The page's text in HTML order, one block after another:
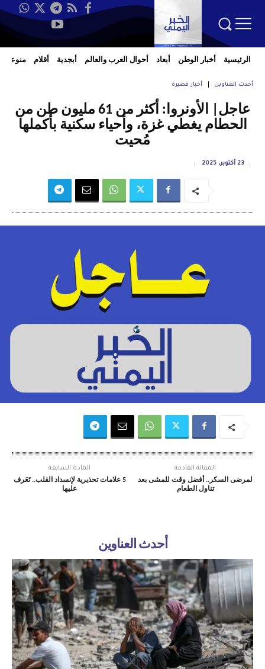
الرئيسية أخبار الوطن أبعاد أحوال العرب والعالم أبجدية أقلام منوعات
أحدث العناوين أخبار قصيرة
عاجل| الأونروا: أكثر من 61 مليون طن من
الحطام يغطي غزة، وأحياء سكنية بأكملها
مُحيت
23 أكتوبر، 2025
المادة السابقة
5 علامات تحذيرية لإنسداد القلب.. تَعَرف
عليها
المقالة القادمة
لمرضى السكر.. أفضل وقت للمشى بعد
تناول الطعام
أحدث العناوين